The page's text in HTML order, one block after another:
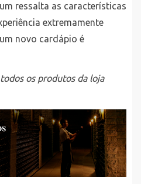
ressalta as características
extremamente
novo cardápio é
os produtos da loja